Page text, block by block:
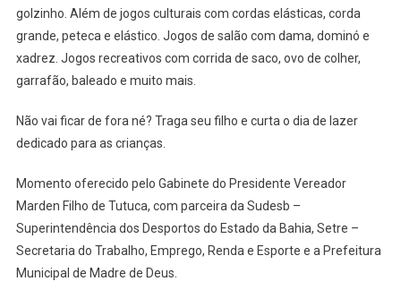
CRIANÇAS
SÁBADO
golzinho. Além de jogos culturais com cordas elásticas, corda
grande, peteca e elástico. Jogos de salão com dama, dominó e
xadrez. Jogos recreativos com corrida de saco, ovo de colher,
garrafão, baleado e muito mais.
Não vai ficar de fora né? Traga seu filho e curta o dia de lazer
dedicado para as crianças.
Momento oferecido pelo Gabinete do Presidente Vereador
Marden Filho de Tutuca, com parceira da Sudesb –
Superintendência dos Desportos do Estado da Bahia, Setre –
Secretaria do Trabalho, Emprego, Renda e Esporte e a Prefeitura
Municipal de Madre de Deus.